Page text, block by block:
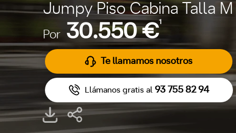
Jumpy Piso Cabina Talla
Por 30.550 €1
Te llamamos nosotros
Llámanos gratis al 93 755 82 94